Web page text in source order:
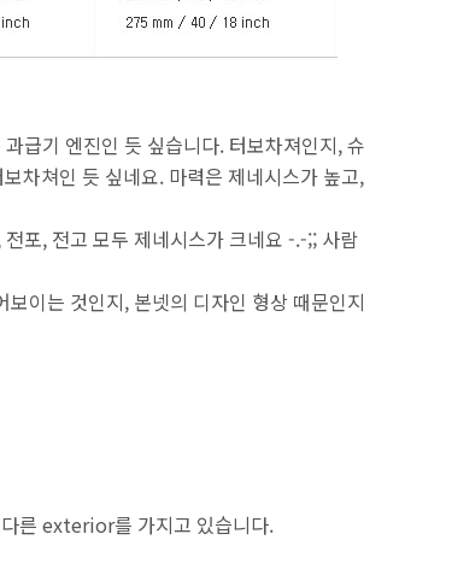
급기 엔진인 듯 싶습니다. 터보차져인지, 슈
차쳐인 듯 싶네요. 마력은 제네시스가 높고,
포, 전고 모두 제네시스가 크네요 -.-;; 사람
이는 것인지, 본넷의 디자인 형상 때문인지
른 exterior를 가지고 있습니다.